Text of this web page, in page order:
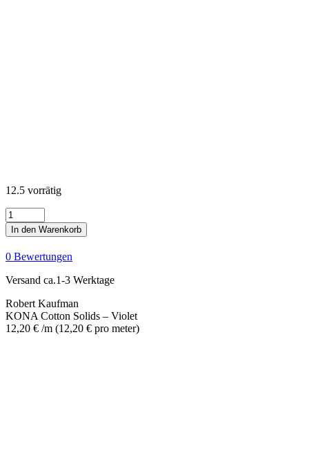
12.5 vorrätig
KONA
Cotton
Solids
-
Violet
Menge
In den Warenkorb
0 Bewertungen
Versand ca.1-3 Werktage
Robert Kaufman
KONA Cotton Solids – Violet
12,20 € /m (12,20 € pro meter)